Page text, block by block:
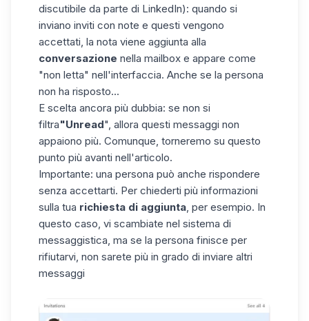
discutibile da parte di LinkedIn): quando si
inviano inviti con note e questi vengono
accettati, la nota viene aggiunta alla
conversazione nella mailbox e appare come
"non letta" nell'interfaccia. Anche se la persona
non ha risposto...
E scelta ancora più dubbia: se non si
filtra"Unread", allora questi messaggi non
appaiono più. Comunque, torneremo su questo
punto più avanti nell'articolo.
Importante: una persona può anche rispondere
senza accettarti. Per chiederti più informazioni
sulla tua richiesta di aggiunta, per esempio. In
questo caso, vi scambiate nel sistema di
messaggistica, ma se la persona finisce per
rifiutarvi, non sarete più in grado di inviare altri
messaggi